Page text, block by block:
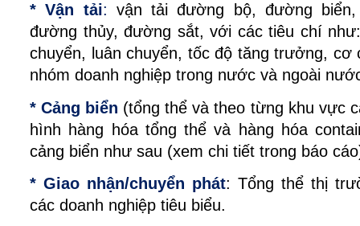
* Vận tải: vận tải đường bộ, đường
đường thủy, đường sắt, với các tiêu chí
chuyển, luân chuyển, tốc độ tăng trưởng, cơ
nhóm doanh nghiệp trong nước và ngoài
* Cảng biển (tổng thể và theo từng khu vực
hình hàng hóa tổng thể và hàng hóa
cảng biển như sau (xem chi tiết trong báo
* Giao nhận/chuyển phát: Tổng thể thị
các doanh nghiệp tiêu biểu.